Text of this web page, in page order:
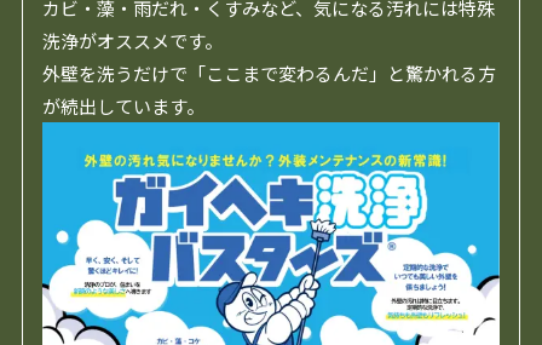
カビ・藻・雨だれ・くすみなど、気になる汚れには特殊
洗浄がオススメです。
外壁を洗うだけで「ここまで変わるんだ」と驚かれる方
が続出しています。